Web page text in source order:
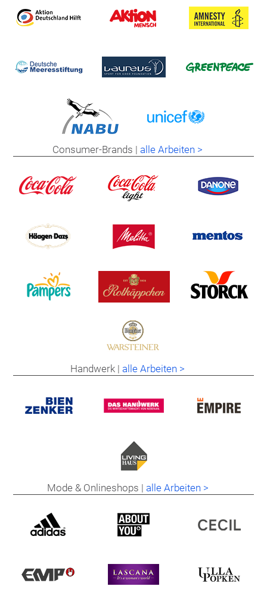
Consumer-Brands | alle Arbeiten >
Handwerk | alle Arbeiten >
Mode & Onlineshops | alle Arbeiten >